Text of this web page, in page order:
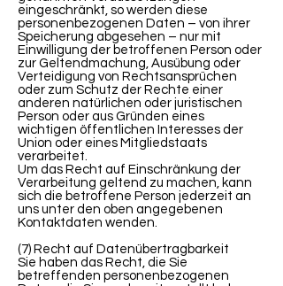
eingeschränkt, so werden diese
personenbezogenen Daten – von ihrer
Speicherung abgesehen – nur mit
Einwilligung der betroffenen Person oder
zur Geltendmachung, Ausübung oder
Verteidigung von Rechtsansprüchen
oder zum Schutz der Rechte einer
anderen natürlichen oder juristischen
Person oder aus Gründen eines
wichtigen öffentlichen Interesses der
Union oder eines Mitgliedstaats
verarbeitet.
Um das Recht auf Einschränkung der
Verarbeitung geltend zu machen, kann
sich die betroffene Person jederzeit an
uns unter den oben angegebenen
Kontaktdaten wenden.
(7) Recht auf Datenübertragbarkeit
Sie haben das Recht, die Sie
betreffenden personenbezogenen